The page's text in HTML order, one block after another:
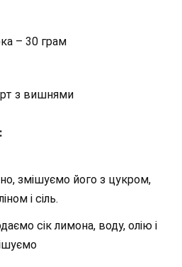
– 30 грам
з вишнями
змішуємо його з цукром,
і сіль.
сік лимона, воду, олію і